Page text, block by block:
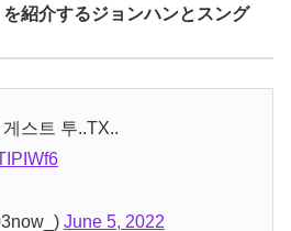
紹介するジョンハンとスング
스트 투..TX..
June 5, 2022